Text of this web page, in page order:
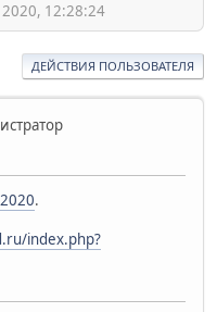
12:28:24
ДЕЙСТВИЯ ПОЛЬЗОВАТЕЛЯ
.
index.php?